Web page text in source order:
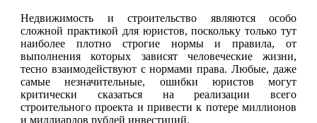
Недвижимость и строительство являются особо
сложной практикой для юристов, поскольку только тут
наиболее плотно строгие нормы и правила, от
выполнения которых зависят человеческие жизни,
тесно взаимодействуют с нормами права. Любые, даже
самые незначительные, ошибки юристов могут
критически сказаться на реализации всего
строительного проекта и привести к потере миллионов
и миллиардов рублей инвестиций.